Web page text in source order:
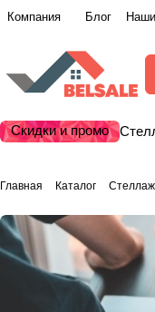
Компания Блог
Скидки и промо
Главная Каталог